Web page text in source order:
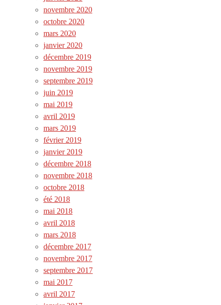
novembre 2020
octobre 2020
mars 2020
janvier 2020
décembre 2019
novembre 2019
septembre 2019
juin 2019
mai 2019
avril 2019
mars 2019
février 2019
janvier 2019
décembre 2018
novembre 2018
octobre 2018
été 2018
mai 2018
avril 2018
mars 2018
décembre 2017
novembre 2017
septembre 2017
mai 2017
avril 2017